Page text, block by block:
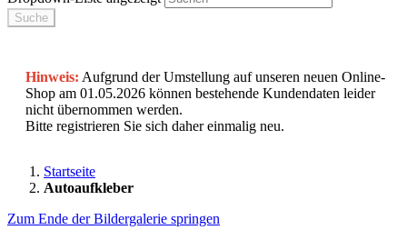
Suche
Hinweis: Aufgrund der Umstellung auf unseren neuen Online-
Shop am 01.05.2026 können bestehende Kundendaten leider
nicht übernommen werden.
Bitte registrieren Sie sich daher einmalig neu.
Startseite
Autoaufkleber
Zum Ende der Bildergalerie springen